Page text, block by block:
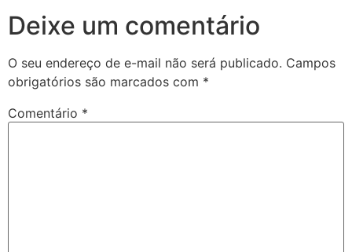
Deixe um comentário
O seu endereço de e-mail não será publicado. Campos
obrigatórios são marcados com *
Comentário *